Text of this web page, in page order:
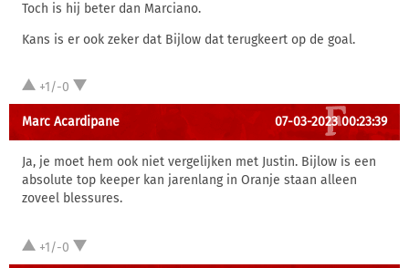
Toch is hij beter dan Marciano.
Kans is er ook zeker dat Bijlow dat terugkeert op de goal.
+1/-0
Marc Acardipane 07-03-2023 00:23:39
Ja, je moet hem ook niet vergelijken met Justin. Bijlow is een
absolute top keeper kan jarenlang in Oranje staan alleen
zoveel blessures.
+1/-0